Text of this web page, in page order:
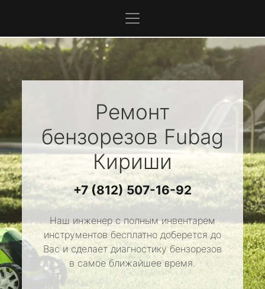
Ремонт
бензорезов Fubag
Кириши
+7 (812) 507-16-92
Наш инженер с полным инвентарем
инструментов бесплатно доберется до
Вас и сделает диагностику бензорезов
в самое ближайшее время.